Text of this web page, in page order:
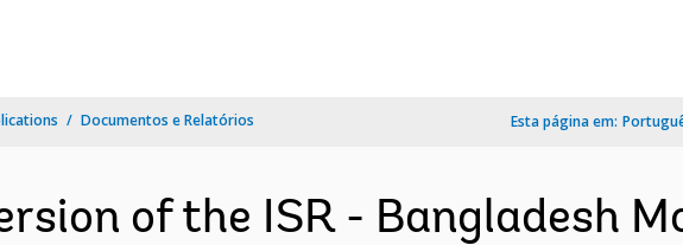
Documentos e Relatórios Esta página em:
of the ISR - Bangladesh